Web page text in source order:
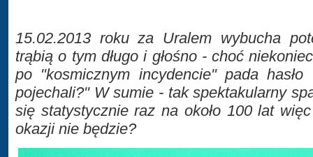
15.02.2013 roku za Uralem wybucha
trąbią o tym długo i głośno - choć
po "kosmicznym incydencie" pada
pojechali?" W sumie - tak spektakularny
się statystycznie raz na około 100 lat
okazji nie będzie?